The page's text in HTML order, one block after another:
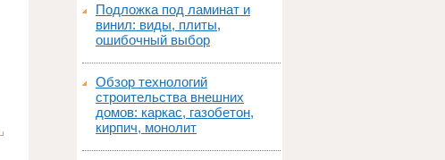
Подложка под ламинат и
винил: виды, плиты,
ошибочный выбор
Обзор технологий
строительства внешних
домов: каркас, газобетон,
кирпич, монолит